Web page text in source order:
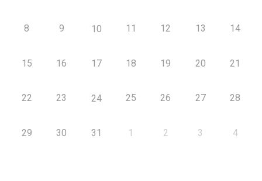
8 9 10 11 12 13 14
15 16 17 18 19 20 21
22 23 24 25 26 27 28
29 30 31 1 2 3 4